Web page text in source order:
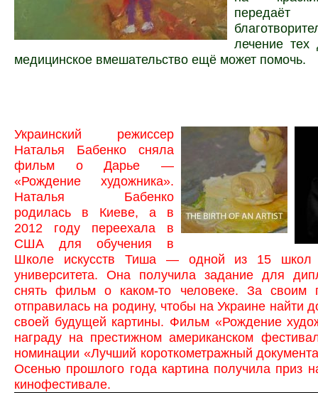
лечение тех
медицинское вмешательство ещё может помочь.
Украинский режиссер
Наталья Бабенко сняла
фильм о Дарье —
«Рождение художника».
Наталья Бабенко
родилась в Киеве, а в
2012 году переехала в
США для обучения в
Школе искусств Тиша — одной из 15 школ
университета. Она получила задание для
снять фильм о каком-то человеке. За своим
отправилась на родину, чтобы на Украине найти
своей будущей картины. Фильм «Рождение
награду на престижном американском
номинации «Лучший короткометражный
Осенью прошлого года картина получила приз
кинофестивале.